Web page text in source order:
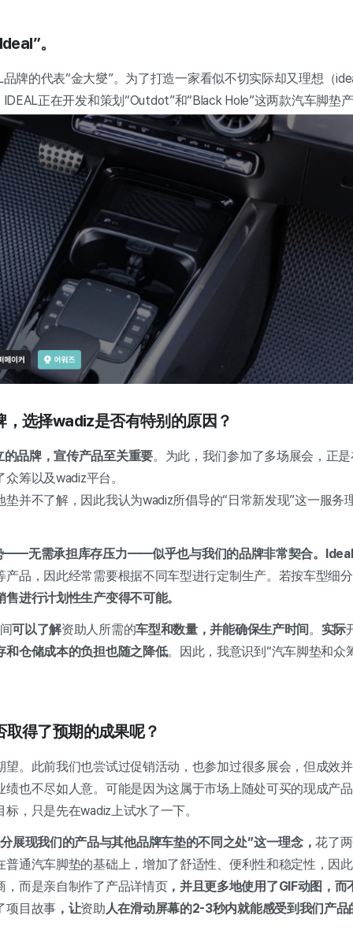
。
牌的代表“金大燮”。为了打造一家看似不切实际却又理想（
正在开发和策划“Outdot”和“Black Hole”这两款汽车脚垫
，选择wadiz是否有特别的原因？
品牌，宣传产品至关重要。为此，我们参加了多场展会，正
筹以及wadiz平台。
并不了解，因此我认为wadiz所倡导的“日常新发现”这一服务
——无需承担库存压力——似乎也与我们的品牌非常契合。
产品，因此经常需要根据不同车型进行定制生产。若按车型细
进行计划性生产变得不可能。
可以了解资助人所需的车型和数量，并能确保生产时间。 实际
和仓储成本的负担也随之降低。因此，我意识到“汽车脚垫和众
得了预期的成果呢？
望。此前我们也尝试过促销活动，也参加过很多展会，但成效
绩也不尽如人意。可能是因为这属于市场上随处可买的现成产
，只是先在wadiz上试水了一下。
展现我们的产品与其他品牌车垫的不同之处”这一理念，花了
普通汽车脚垫的基础上，增加了舒适性、便利性和稳定性，因
，而是亲自制作了产品详情页，并且更多地使用了GIF动图，而
项目故事，让资助人在滑动屏幕的2-3秒内就能感受到我们产